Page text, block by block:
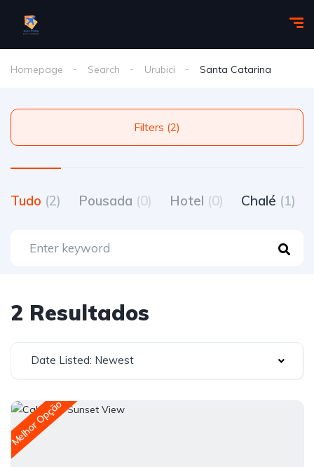
Homepage Search Urubici Santa Catarina
Filters (2)
Tudo (2) Pousada (0) Hotel (0) Chalé (1)
2 Resultados
Date Listed: Newest
Melhor Opção